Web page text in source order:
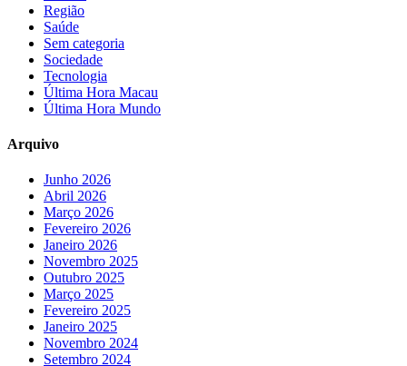
Região
Saúde
Sem categoria
Sociedade
Tecnologia
Última Hora Macau
Última Hora Mundo
Arquivo
Junho 2026
Abril 2026
Março 2026
Fevereiro 2026
Janeiro 2026
Novembro 2025
Outubro 2025
Março 2025
Fevereiro 2025
Janeiro 2025
Novembro 2024
Setembro 2024